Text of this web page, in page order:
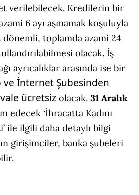
verilebilecek. Kredilerin bir
6 ayı aşmamak koşuluyla
dönemli, toplamda azami 24
olacak. İş
ayrıcalıklar arasında ise bir
ve İnternet Şubesinden
ücretsiz olacak. 31 Aralık
edecek ‘İhracatta Kadını
ile ilgili daha detaylı bilgi
girişimciler, banka şubeleri